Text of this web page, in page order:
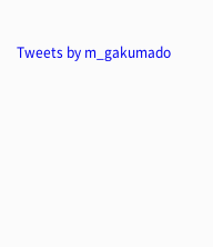
Tweets by m_gakumado